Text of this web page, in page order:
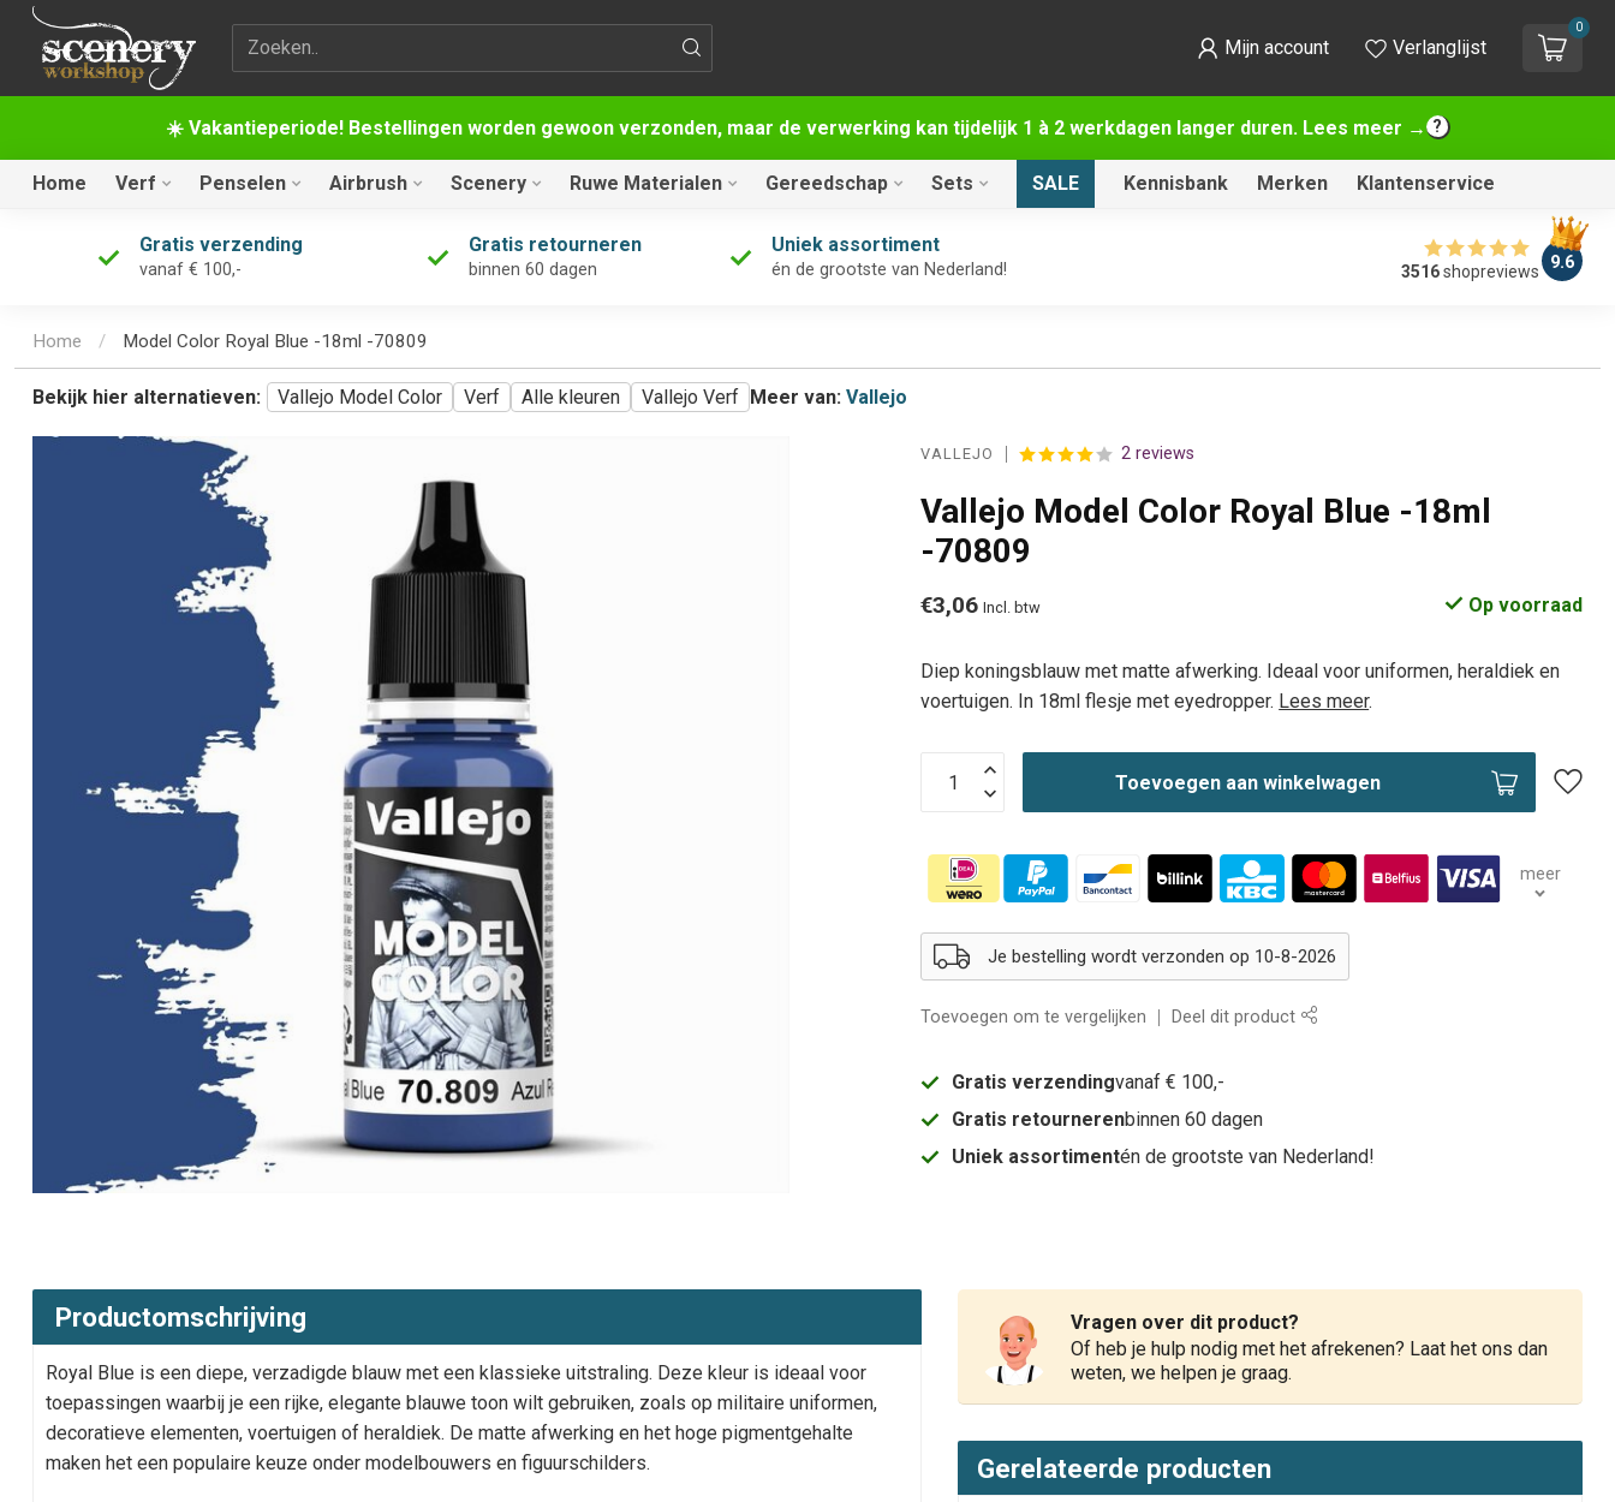
☀️ Vakantieperiode! Bestellingen worden gewoon verzonden, maar de verwerking kan tijdelijk 1 à 2 werkdagen langer duren. Lees meer →
Zoekterm Mijn account Verlanglijst
0
Home Verf Penselen Airbrush Scenery Ruwe Materialen Gereedschap Sets SALE Kennisbank Merken Klantenservice
Gratis verzending
vanaf € 100,-
Gratis retourneren
binnen 60 dagen
Uniek assortiment
én de grootste van Nederland! 3516shopreviews 9.6
Home / Model Color Royal Blue -18ml -70809
Bekijk hier alternatieven: Vallejo Model Color Verf Alle kleuren Vallejo Verf Meer van: Vallejo
VALLEJO 2 reviews
Vallejo Model Color Royal Blue -18ml
-70809
€3,06 Incl. btw Op voorraad
Diep koningsblauw met matte afwerking. Ideaal voor uniformen, heraldiek en
voertuigen. In 18ml flesje met eyedropper. Lees meer.
Toevoegen aan winkelwagen
meer
Je bestelling wordt verzonden op 10-8-2026
Toevoegen om te vergelijken Deel dit product
Gratis verzendingvanaf € 100,-
Gratis retournerenbinnen 60 dagen
Uniek assortimentén de grootste van Nederland!
Productomschrijving
Royal Blue is een diepe, verzadigde blauw met een klassieke uitstraling. Deze kleur is ideaal voor
toepassingen waarbij je een rijke, elegante blauwe toon wilt gebruiken, zoals op militaire uniformen,
decoratieve elementen, voertuigen of heraldiek. De matte afwerking en het hoge pigmentgehalte
maken het een populaire keuze onder modelbouwers en figuurschilders.
Vragen over dit product?
Of heb je hulp nodig met het afrekenen? Laat het ons dan
weten, we helpen je graag.
Gerelateerde producten